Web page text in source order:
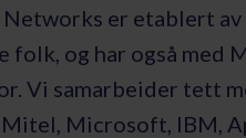
er etablert av
folk, og har også med
Vi samarbeider tett
Microsoft, IBM,